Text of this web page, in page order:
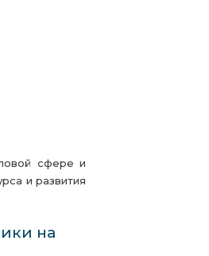
сфере и
и развития
на